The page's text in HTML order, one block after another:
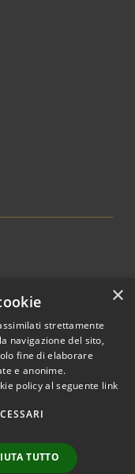
© 2026 • Comune di
•
Accesso
×
strettamente
navigazione del sito,
fine di elaborare
e anonime.
policy al seguente link
TUTTO